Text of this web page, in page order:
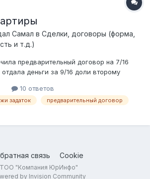
Cамал в Сделки, договоры (форма,
и т.д.)
предварительный договор на 7/16
деньги за 9/16 доли второму
она брала задаток и не отдала его и
сделку а совершила сделку с нами.
10 ответов
задаток предварительный договор
связь Cookie
ТОО "Компания ЮрИнфо"
by Invision Community